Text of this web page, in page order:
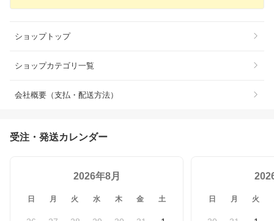
ショップトップ
ショップカテゴリ一覧
会社概要（支払・配送方法）
受注・発送カレンダー
2026年8月
日 月 火 水 木 金 土 日 月 火